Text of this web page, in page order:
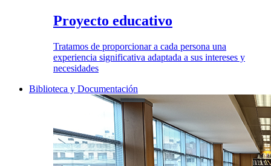
Proyecto educativo
Tratamos de proporcionar a cada persona una
experiencia significativa adaptada a sus intereses y
necesidades
Biblioteca y Documentación